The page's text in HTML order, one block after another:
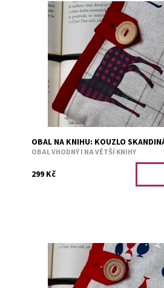
Obal je vhodný i na větší knihy.
zajišťuje měkká výplň. Například
Falešný polibek, Jiskra v...
Dostupnost:
Skladem 3
3160
OBAL NA KNIHU: KOUZLO
OBAL VHODNÝ I NA VĚTŠÍ KNIHY
299 Kč
Obal je vhodný i na větší knihy.
zajišťuje měkká výplň. Například
Falešný polibek, Jiskra v...